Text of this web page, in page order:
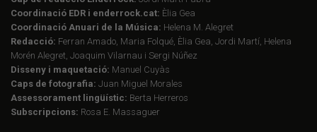
Coordinació EDR i enderrock.cat: Èlia Gea
Coordinació Anuari de la Música: Helena M. Alegret
Redacció: Ferran Amado, Maria Folqué, Èlia Gea, Jordi Martí, Helena
Morén Alegret, Joaquim Vilarnau i Sergi Núñez
Disseny i maquetació: Manuel Cuyàs
Caps de fotografia: Juan Miguel Morales
Assessorament lingüístic: Berta Herreros
Subscripcions: Rosa E. Massaguer